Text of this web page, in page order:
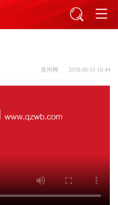
泉州网 2018-08-13 10:44